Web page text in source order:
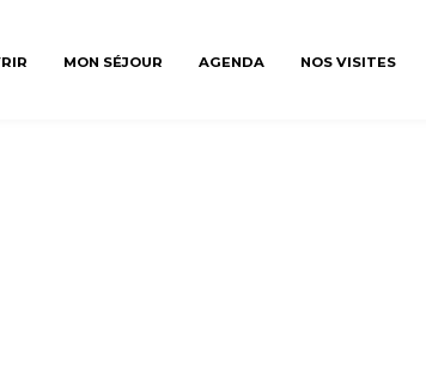
MON SÉJOUR AGENDA NOS VISITES